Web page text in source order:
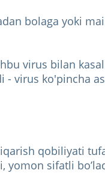
bolaga yoki
virus bilan
- virus ko'pincha
qobiliyati
yomon sifatli